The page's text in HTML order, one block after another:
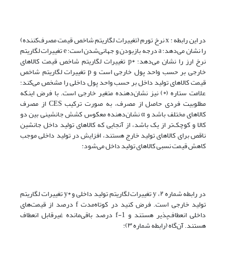
در این رابطه : x نرخ تورم (تغییرات لگاریتم شاخص قیمت مصرف‌کننده)
را نشان می‌دهد؛ a درجه بازبودن و جهانی‌شدن است؛ e تغییرات لگاریتم
نرخ ارز را نشان می‌دهد؛ *p تغییرات لگاریتم شاخص قیمت کالاهای
خارجی بر حسب واحد پول خارجی است و p تغییرات لگاریتم شاخص
قیمت کالاهای تولید داخل بر حسب واحد پول داخلی را مشخص می‌کند؛
علامت ستاره (*) نیز نشان‌دهنده متغیر خارجی است. با فرض اینکه
مطلوبیت فردی حاصل از مصرف، به صورت ترکیب CES از مصرف
کالاهای مختلف باشد و α نشان‌دهنده معکوس کشش جانشینی بین دو
کالا و کوچک‌تر از یک باشد، از آنجایی که کالاهای تولید داخل جانشین
ناقص برای کالاهای تولید خارج هستند، افزایش در تولید داخلی موجب
کاهش قیمت نسبی کالاهای تولید داخل می‌شود:
در رابطه شماره ۲، y تغییرات لگاریتم تولید داخلی و *y تغییرات لگاریتم
تولید خارجی است. فرض کنید در کوتاه‌مدت f درصد از قیمت‌های
داخلی انعطاف‌پذیر هستند و 1-f درصد باقی‌مانده غیرقابل انعطاف
هستند. آن‌گاه (رابطه شماره ۳):